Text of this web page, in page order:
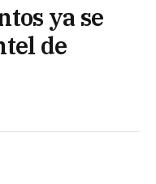
ya se
de